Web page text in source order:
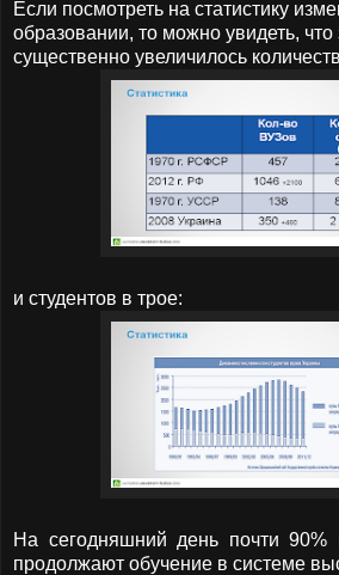
Если посмотреть на статистику
образовании, то можно увидеть,
существенно увеличилось
и студентов в трое:
На сегодняшний день почти 90%
продолжают обучение в системе